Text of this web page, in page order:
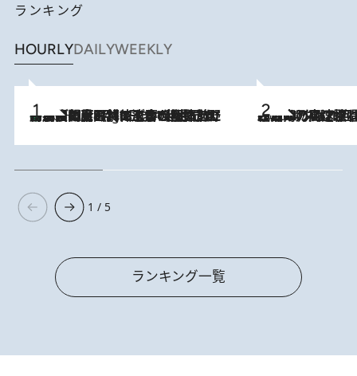
ランキング
HOURLYDAILYWEEKLY
10 Hours Ago
「最後に見られてよかった」上野動物園の東園パンダ舎が解体前に特別公開。8月16日まで延長されたパネル展と共に辿る“半世紀”のパンダ飼育《解体工事の図面あり》 2026.8.7
「湘南乃風に憧れて」観客大盛上がりの“タオル回し”に、ラッパー顔負けの高速歌唱まで…さだまさし（74）のアグレッシブすぎる現在地
1 / 5
ランキング一覧